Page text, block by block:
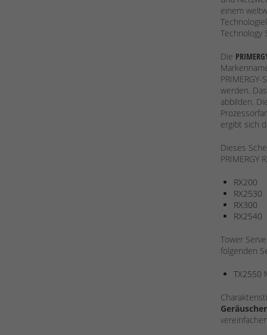
einem
Technology
Die
PRIMERGY-
werden.
abbilden.
ergibt sich
Dieses
PRIMERGY
RX200
RX2530
RX300
RX2540
Tower
folgenden
TX2550